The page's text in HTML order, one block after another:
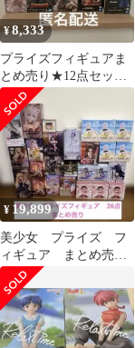
¥8,333
プライズフィギュアま
とめ売り★12点セット
★ドラゴンボール★遊
戯王★NARUTO
¥ 19,899
美少女 プライズ フ
ィギュア まとめ売
り 26個セット♡